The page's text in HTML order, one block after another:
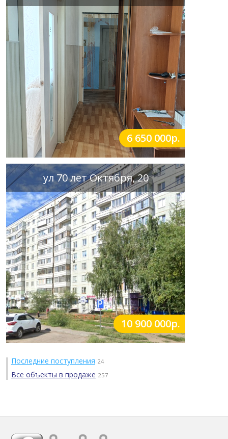
6 650 000р.
ул 70 лет Октября, 20
10 900 000р.
Последние поступления 24
Все объекты в продаже 257